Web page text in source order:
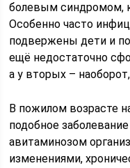
болевым синдромом,
Особенно часто
подвержены дети и
ещё недостаточно
а у вторых –
В пожилом возрасте
подобное
авитаминозом
изменениями,